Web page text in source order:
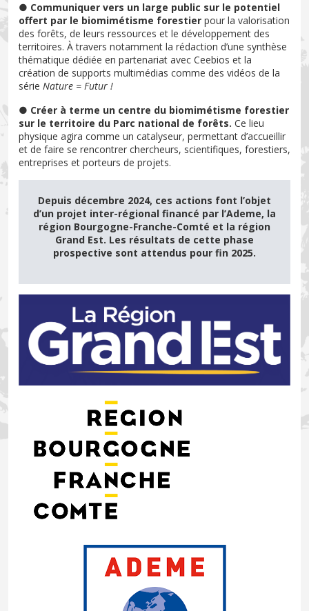
● Communiquer vers un large public sur le potentiel
offert par le biomimétisme forestier pour la valorisation
des forêts, de leurs ressources et le développement des
territoires. À travers notamment la rédaction d’une synthèse
thématique dédiée en partenariat avec Ceebios et la
création de supports multimédias comme des vidéos de la
série Nature = Futur !
● Créer à terme un centre du biomimétisme forestier
sur le territoire du Parc national de forêts. Ce lieu
physique agira comme un catalyseur, permettant d’accueillir
et de faire se rencontrer chercheurs, scientifiques, forestiers,
entreprises et porteurs de projets.
Depuis décembre 2024, ces actions font l’objet
d’un projet inter-régional financé par l’Ademe, la
région Bourgogne-Franche-Comté et la région
Grand Est. Les résultats de cette phase
prospective sont attendus pour fin 2025.